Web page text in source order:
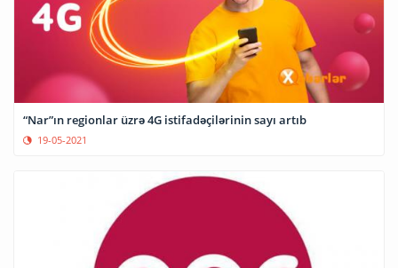
“Nar”ın regionlar üzrə 4G istifadəçilərinin sayı artıb
19-05-2021